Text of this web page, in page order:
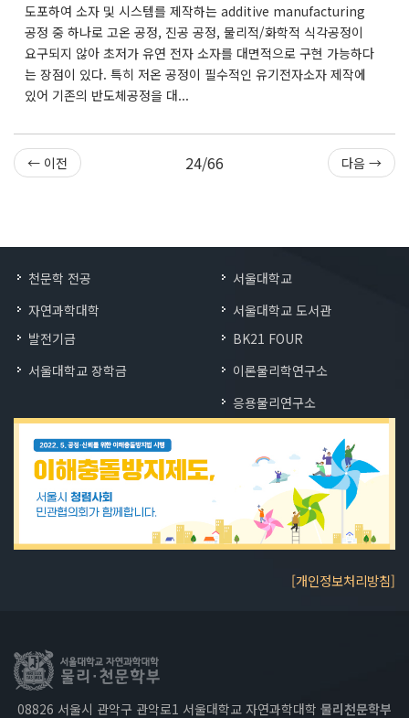
도포하여 소자 및 시스템를 제작하는 additive manufacturing
공정 중 하나로 고온 공정, 진공 공정, 물리적/화학적 식각공정이
요구되지 않아 초저가 유연 전자 소자를 대면적으로 구현 가능하다
는 장점이 있다. 특히 저온 공정이 필수적인 유기전자소자 제작에
있어 기존의 반도체공정을 대...
← 이전 24/66 다음 →
천문학 전공
자연과학대학
서울대학교
서울대학교 도서관
발전기금
서울대학교 장학금
BK21 FOUR
이론물리학연구소
응용물리연구소
[개인정보처리방침]
08826 서울시 관악구 관악로1 서울대학교 자연과학대학 물리천문학부